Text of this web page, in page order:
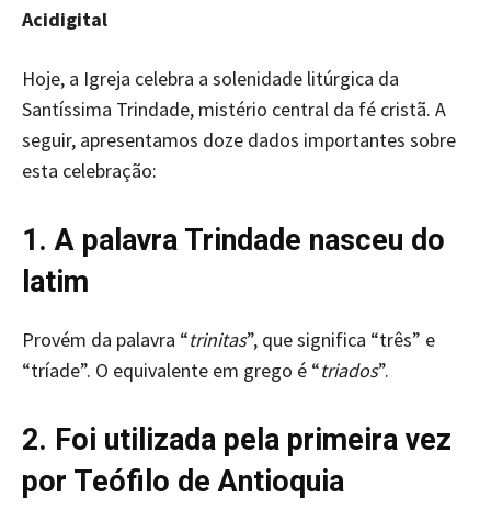
Acidigital
Hoje, a Igreja celebra a solenidade litúrgica da
Santíssima Trindade, mistério central da fé cristã. A
seguir, apresentamos doze dados importantes sobre
esta celebração:
1. A palavra Trindade nasceu do
latim
Provém da palavra “trinitas”, que significa “três” e
“tríade”. O equivalente em grego é “triados”.
2. Foi utilizada pela primeira vez
por Teófilo de Antioquia